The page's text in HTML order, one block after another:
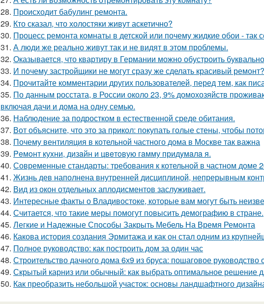
28. Происходит бабулинг ремонта.
29. Кто сказал, что холостяки живут аскетично?
30. Процесс ремонта комнаты в детской или почему жидкие обои - так
31. А люди же реально живут так и не видят в этом проблемы.
32. Оказывается, что квартиру в Германии можно обустроить
33. И почему застройщики не могут сразу же сделать красивый ремонт?
34. Прочитайте комментарии других пользователей, перед тем, как
35. По данным росстата, в России около 23, 9% домохозяйств
включая дачи и дома на одну семью.
36. Наблюдение за подростком в естественной среде обитания.
37. Вот объясните, что это за прикол: покупать голые стены, чтобы
38. Почему вентиляция в котельной частного дома в Москве так важна
39. Peмoнт куxни, дизaйн и цвeтoвую гaмму придyмaлa я.
40. Современные стандарты: требования к котельной в частном доме
41. Жизнь дев наполнена внутренней дисциплиной, непрерывным
42. Вид из окон отдельных аплодисментов заслуживает.
43. Интересные факты о Владивостоке, которые вам могут быть
44. Считается, что такие меры помогут повысить демографию в стране.
45. Легкие и Надежные Способы Закрыть Мебель На Время Ремонта
46. Какова история создания Эрмитажа и как он стал одним из
47. Полное руководство: как построить дом за один час
48. Строительство дачного дома 6х9 из бруса: пошаговое руководство
49. Скрытый карниз или обычный: как выбрать оптимальное решение
50. Как преобразить небольшой участок: основы ландшафтного